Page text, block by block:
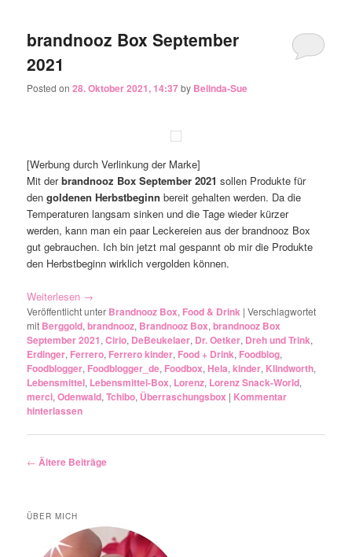
brandnooz Box September
2021
Posted on28. Oktober 2021, 14:37by Belinda-Sue
[Werbung durch Verlinkung der Marke]
Mit derbrandnooz Box September 2021 sollen Produkte für
dengoldenen Herbstbeginn bereit gehalten werden. Da die
Temperaturen langsam sinken und die Tage wieder kürzer
werden, kann man ein paar Leckereien aus der brandnooz Box
gut gebrauchen. Ich bin jetzt mal gespannt ob mir die Produkte
den Herbstbeginn wirklich vergolden können.
Weiterlesen →
Veröffentlicht unter Brandnooz Box, Food & Drink |Verschlagwortet
mit Berggold,brandnooz, Brandnooz Box,brandnooz Box
September 2021,Cirio, DeBeukelaer, Dr. Oetker, Dreh und Trink,
Erdinger, Ferrero, Ferrero kinder, Food + Drink, Foodblog,
Foodblogger, Foodblogger_de, Foodbox,Hela,kinder, Klindworth,
Lebensmittel, Lebensmittel-Box, Lorenz, Lorenz Snack-World,
merci,Odenwald,Tchibo, Überraschungsbox | Kommentar
hinterlassen
Artikelnavigation
← Ältere Beiträge
ÜBER MICH